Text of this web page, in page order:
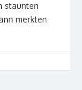
staunten
merkten